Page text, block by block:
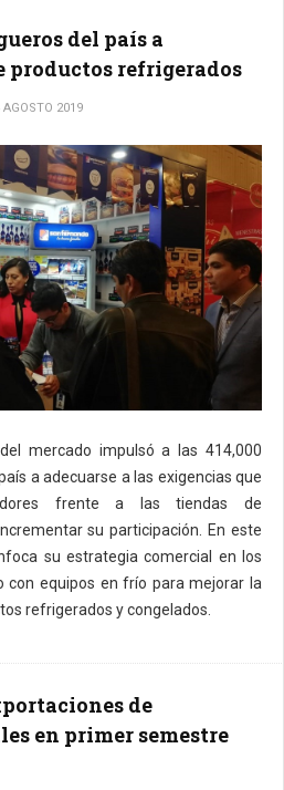
del país a
productos refrigerados
AGOSTO 2019
mercado impulsó a las 414,000
a adecuarse a las exigencias que
frente a las tiendas de
su participación. En este
su estrategia comercial en los
con equipos en frío para mejorar la
refrigerados y congelados.
de
en primer semestre